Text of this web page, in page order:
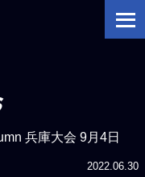
兵庫大会 9月4日
2022.06.30